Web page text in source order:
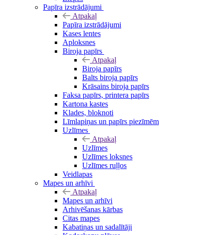
Papīra izstrādājumi
Atpakaļ
Papīra izstrādājumi
Kases lentes
Aploksnes
Biroja papīrs
Atpakaļ
Biroja papīrs
Balts biroja papīrs
Krāsains biroja papīrs
Faksa papīrs, printera papīrs
Kartona kastes
Klades, bloknoti
Līmlapiņas un papīrs piezīmēm
Uzlīmes
Atpakaļ
Uzlīmes
Uzlīmes loksnes
Uzlīmes ruļļos
Veidlapas
Mapes un arhīvi
Atpakaļ
Mapes un arhīvi
Arhivēšanas kārbas
Citas mapes
Kabatiņas un sadalītāji